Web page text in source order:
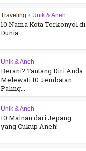
Traveling • Unik & Aneh
10 Nama Kota Terkonyol di
Dunia
Unik & Aneh
Berani? Tantang Diri Anda
Melewati 10 Jembatan
Paling...
Unik & Aneh
10 Mainan dari Jepang
yang Cukup Aneh!